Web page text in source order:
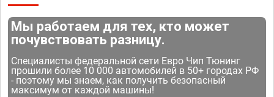
Мы работаем для тех, кто может
почувствовать разницу.
Специалисты федеральной сети Евро Чип Тюнинг
прошили более 10 000 автомобилей в 50+ городах РФ
- поэтому мы знаем, как получить безопасный
максимум от каждой машины!